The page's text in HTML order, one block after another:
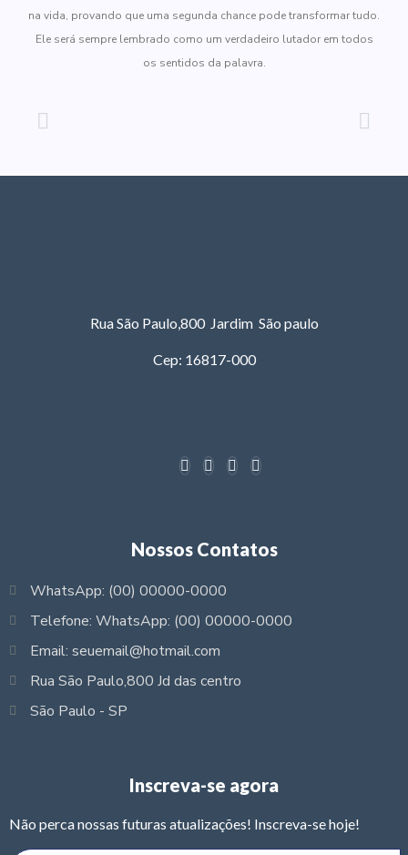
na vida, provando que uma segunda chance pode transformar tudo.
Ele será sempre lembrado como um verdadeiro lutador em todos
os sentidos da palavra.
Rua São Paulo,800 Jardim São paulo
Cep: 16817-000
Nossos Contatos
WhatsApp: (00) 00000-0000
Telefone: WhatsApp: (00) 00000-0000
Email: seuemail@hotmail.com
Rua São Paulo,800 Jd das centro
São Paulo - SP
Inscreva-se agora
Não perca nossas futuras atualizações! Inscreva-se hoje!